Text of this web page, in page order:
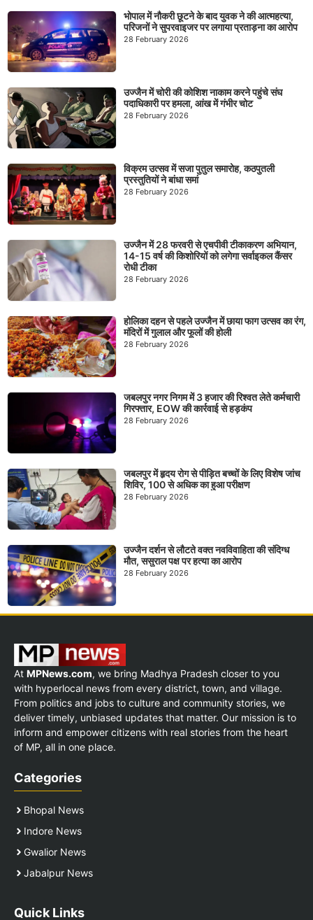
भोपाल में नौकरी छूटने के बाद युवक ने की आत्महत्या,
परिजनों ने सुपरवाइजर पर लगाया प्रताड़ना का आरोप
28 February 2026
उज्जैन में चोरी की कोशिश नाकाम करने पहुंचे संघ
पदाधिकारी पर हमला, आंख में गंभीर चोट
28 February 2026
विक्रम उत्सव में सजा पुतुल समारोह, कठपुतली
प्रस्तुतियों ने बांधा समां
28 February 2026
उज्जैन में 28 फरवरी से एचपीवी टीकाकरण अभियान,
14-15 वर्ष की किशोरियों को लगेगा सर्वाइकल कैंसर
रोधी टीका
28 February 2026
होलिका दहन से पहले उज्जैन में छाया फाग उत्सव का रंग,
मंदिरों में गुलाल और फूलों की होली
28 February 2026
जबलपुर नगर निगम में 3 हजार की रिश्वत लेते कर्मचारी
गिरफ्तार, EOW की कार्रवाई से हड़कंप
28 February 2026
जबलपुर में हृदय रोग से पीड़ित बच्चों के लिए विशेष जांच
शिविर, 100 से अधिक का हुआ परीक्षण
28 February 2026
उज्जैन दर्शन से लौटते वक्त नवविवाहिता की संदिग्ध
मौत, ससुराल पक्ष पर हत्या का आरोप
28 February 2026
At MPNews.com, we bring Madhya Pradesh closer to you
with hyperlocal news from every district, town, and village.
From politics and jobs to culture and community stories, we
deliver timely, unbiased updates that matter. Our mission is to
inform and empower citizens with real stories from the heart
of MP, all in one place.
Categories
Bhopal News
Indore News
Gwalior News
Jabalpur News
Quick Links